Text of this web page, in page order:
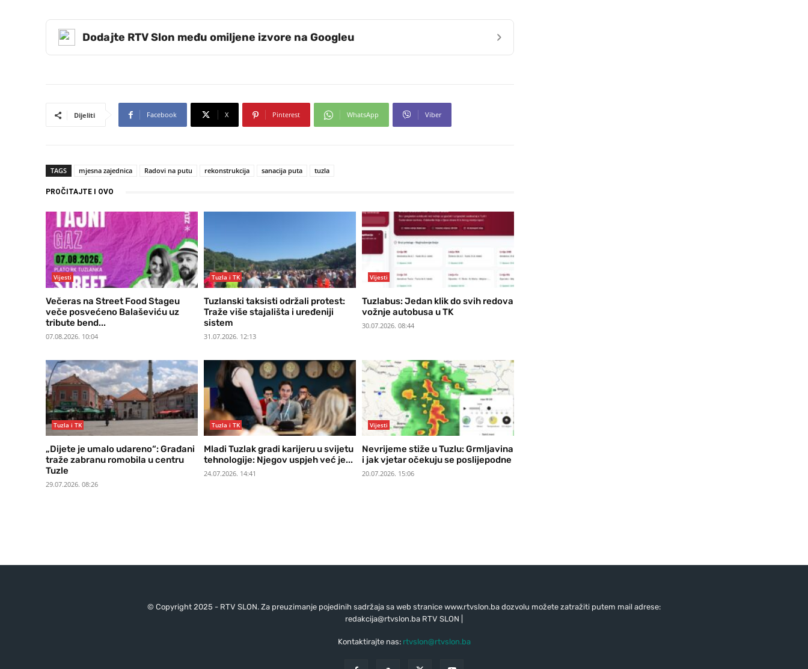
Dodajte RTV Slon među omiljene izvore na Googleu ›
Dijeliti Facebook X Pinterest WhatsApp Viber
TAGS mjesna zajednica Radovi na putu rekonstrukcija sanacija puta tuzla
PROČITAJTE I OVO
Vijesti
Večeras na Street Food Stageu
veče posvećeno Balaševiću uz
tribute bend...
07.08.2026. 10:04
Tuzla i TK
Tuzlanski taksisti održali protest:
Traže više stajališta i uređeniji
sistem
31.07.2026. 12:13
Vijesti
Tuzlabus: Jedan klik do svih redova
vožnje autobusa u TK
30.07.2026. 08:44
Tuzla i TK
„Dijete je umalo udareno“: Građani
traže zabranu romobila u centru
Tuzle
29.07.2026. 08:26
Tuzla i TK
Mladi Tuzlak gradi karijeru u svijetu
tehnologije: Njegov uspjeh već je...
24.07.2026. 14:41
Vijesti
Nevrijeme stiže u Tuzlu: Grmljavina
i jak vjetar očekuju se poslijepodne
20.07.2026. 15:06
© Copyright 2025 - RTV SLON. Za preuzimanje pojedinih sadržaja sa web stranice www.rtvslon.ba dozvolu možete zatražiti putem mail adrese:
redakcija@rtvslon.baRTV SLON |
Kontaktirajte nas: rtvslon@rtvslon.ba